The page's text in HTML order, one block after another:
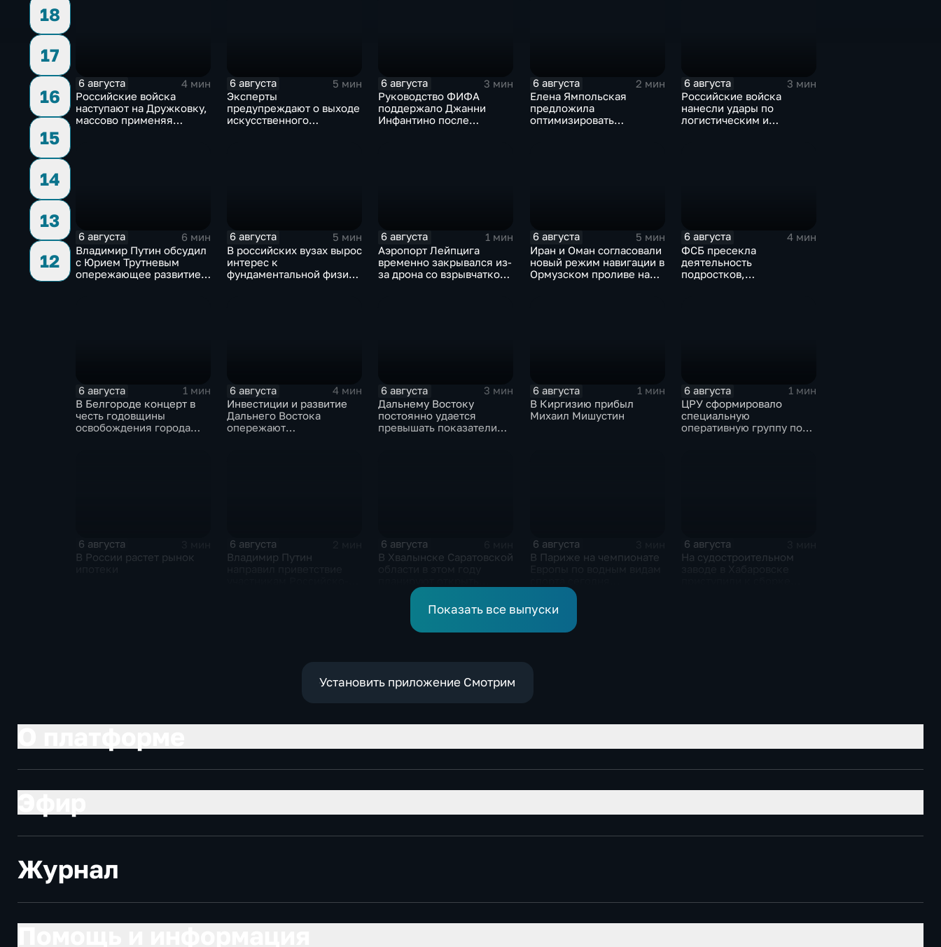
18
17
16
15
14
13
12
6 августа
4 мин
Российские войска
наступают на Дружковку,
массово применяя
6 августа
5 мин
Эксперты
предупреждают о выходе
искусственного
6 августа
3 мин
Руководство ФИФА
поддержало Джанни
Инфантино после
6 августа
2 мин
Елена Ямпольская
предложила
оптимизировать
6 августа
3 мин
Российские войска
нанесли удары по
логистическим и
6 августа
6 мин
Владимир Путин обсудил
с Юрием Трутневым
опережающее развитие
6 августа
5 мин
В российских вузах вырос
интерес к
фундаментальной физике
6 августа
1 мин
Аэропорт Лейпцига
временно закрывался из-
за дрона со взрывчаткой
6 августа
5 мин
Иран и Оман согласовали
новый режим навигации в
Ормузском проливе на
6 августа
4 мин
ФСБ пресекла
деятельность
подростков,
6 августа
1 мин
В Белгороде концерт в
честь годовщины
освобождения города
6 августа
4 мин
Инвестиции и развитие
Дальнего Востока
опережают
6 августа
3 мин
Дальнему Востоку
постоянно удается
превышать показатели
6 августа
1 мин
В Киргизию прибыл
Михаил Мишустин
6 августа
1 мин
ЦРУ сформировало
специальную
оперативную группу по
6 августа
В России растет рынок
6 августа
Владимир Путин
6 августа
В Хвалынске Саратовской
новую больницу
6 августа
В Париже на чемпионате
завершаются
выступления по прыжкам
в воду
6 августа
На судостроительном
Показать все выпуски
Установить приложение Смотрим
Журнал